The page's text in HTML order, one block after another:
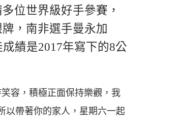
位世界級好手參賽，
，南非選手曼永加
績是2017年寫下的8公
容，積極正面保持樂觀，我
以帶著你的家人，星期六一起